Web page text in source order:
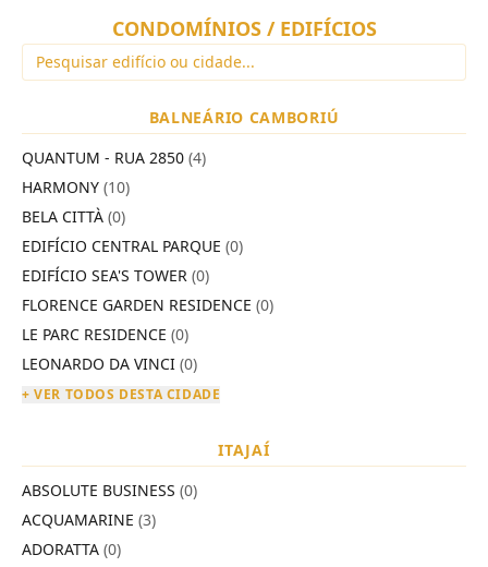
CONDOMÍNIOS / EDIFÍCIOS
BALNEÁRIO CAMBORIÚ
QUANTUM - RUA 2850 (4)
HARMONY (10)
BELA CITTÀ (0)
EDIFÍCIO CENTRAL PARQUE (0)
EDIFÍCIO SEA'S TOWER (0)
FLORENCE GARDEN RESIDENCE (0)
LE PARC RESIDENCE (0)
LEONARDO DA VINCI (0)
+ VER TODOS DESTA CIDADE
ITAJAÍ
ABSOLUTE BUSINESS (0)
ACQUAMARINE (3)
ADORATTA (0)